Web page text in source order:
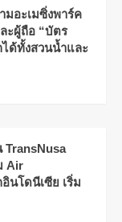
มอะเมซิ่งพาร์ค
ะผู้ถือ “บัตร
ได้ทั้งสวนน้ำและ
Air
นโดนีเซีย เริ่ม